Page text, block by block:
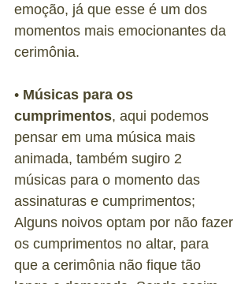
emoção, já que esse é um dos
momentos mais emocionantes da
cerimônia.
• Músicas para os
cumprimentos, aqui podemos
pensar em uma música mais
animada, também sugiro 2
músicas para o momento das
assinaturas e cumprimentos;
Alguns noivos optam por não fazer
os cumprimentos no altar, para
que a cerimônia não fique tão